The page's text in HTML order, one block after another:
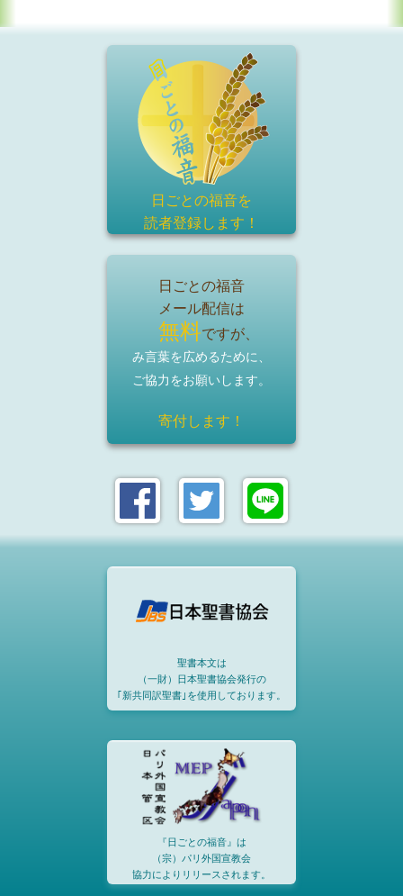
日ごとの福音を
読者登録します！
日ごとの福音
メール配信は
無料ですが、
み言葉を広めるために、
ご協力をお願いします。
寄付します！
聖書本文は
（一財）日本聖書協会発行の
｢新共同訳聖書｣を使用しております。
『日ごとの福音』は
（宗）パリ外国宣教会
協力によりリリースされます。